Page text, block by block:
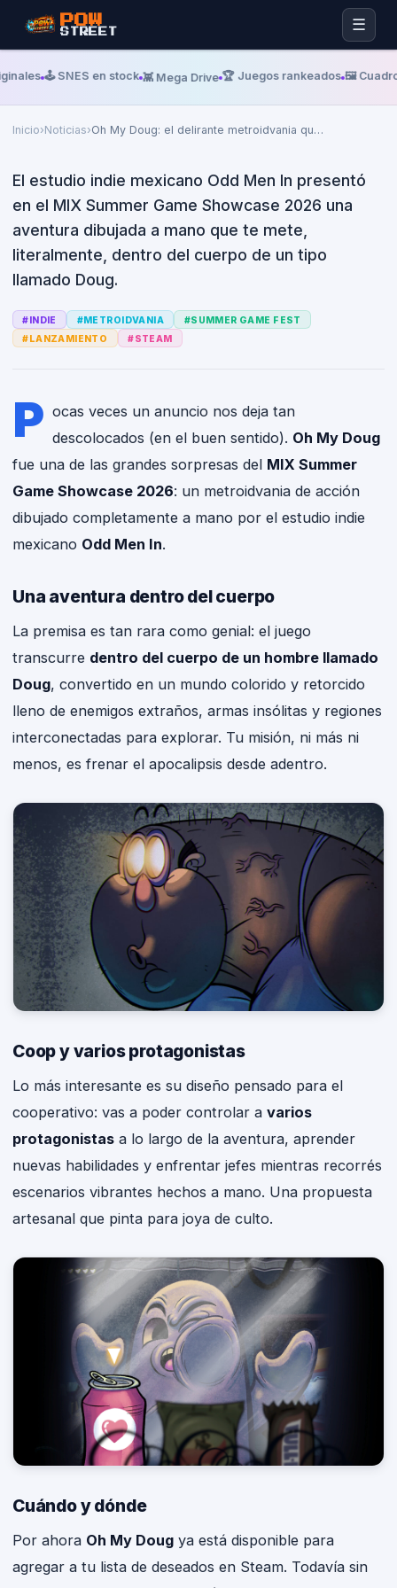
POW
STREET ☰
🕹️ SNES en stock 👾 Mega Drive 🏆 Juegos rankeados 🖼️
Inicio›Noticias›Oh My Doug: el delirante metroidvania qu…
THE MIX SUMMER GAME SHOWCASE 2026
Martes, 02 De Junio De 2026
Oh My Doug: el delirante
metroidvania que transcurre
dentro del cuerpo humano
El estudio indie mexicano Odd Men In presentó
en el MIX Summer Game Showcase 2026 una
aventura dibujada a mano que te mete,
literalmente, dentro del cuerpo de un tipo
llamado Doug.
#INDIE #METROIDVANIA #SUMMER GAME FEST
#LANZAMIENTO #STEAM
P ocas veces un anuncio nos deja tan
descolocados (en el buen sentido). Oh My Doug
fue una de las grandes sorpresas del MIX Summer
Game Showcase 2026: un metroidvania de acción
dibujado completamente a mano por el estudio indie
mexicano Odd Men In.
Una aventura dentro del cuerpo
La premisa es tan rara como genial: el juego
transcurre dentro del cuerpo de un hombre llamado
Doug, convertido en un mundo colorido y retorcido
lleno de enemigos extraños, armas insólitas y regiones
interconectadas para explorar. Tu misión, ni más ni
menos, es frenar el apocalipsis desde adentro.
Coop y varios protagonistas
Lo más interesante es su diseño pensado para el
cooperativo: vas a poder controlar a varios
protagonistas a lo largo de la aventura, aprender
nuevas habilidades y enfrentar jefes mientras recorrés
escenarios vibrantes hechos a mano. Una propuesta
artesanal que pinta para joya de culto.
Cuándo y dónde
Por ahora Oh My Doug ya está disponible para
agregar a tu lista de deseados en Steam. Todavía sin